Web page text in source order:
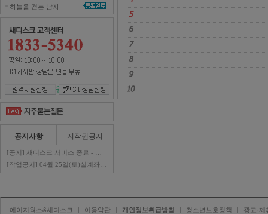
하늘을 걷는 남자
원격지원신청 1대1 상담신청
공지사항 저작권공지
에이지웍스&새디스크 | 이용약관 | 개인정보취급방침 | 청소년보호정책 | 광고·제